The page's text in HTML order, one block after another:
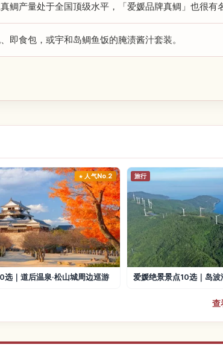
鲷产量处于全国顶级水平，「爱媛品牌真鲷」也很有名
即食包，或宇和岛鲷鱼饭的腌渍酱汁套装。
人气No.2
选｜道后温泉·松山城周边巡游
旅行
爱媛绝景景点10选｜岛波
查